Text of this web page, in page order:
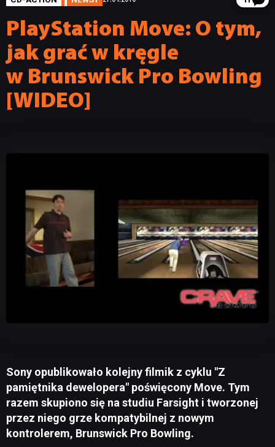
PlayStation Move: O tym,
jak grać w kręgle
w Brunswick Pro Bowling
[WIDEO]
Sony opublikowało kolejny filmik z cyklu "Z
pamiętnika dewelopera" poświęcony Move. Tym
razem skupiono się na studiu Farsight i tworzonej
przez niego grze kompatybilnej z nowym
kontrolerem, Brunswick Pro Bowling.